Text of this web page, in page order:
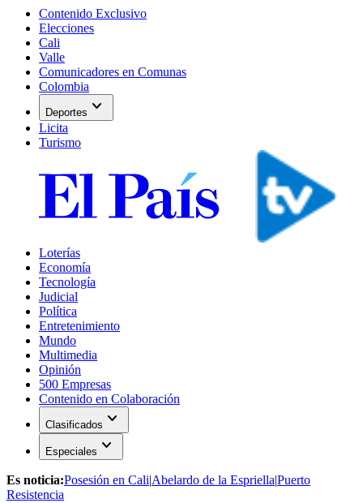
Contenido Exclusivo
Elecciones
Cali
Valle
Comunicadores en Comunas
Colombia
Deportes expand_more
Licita
Turismo
Loterías
Economía
Tecnología
Judicial
Política
Entretenimiento
Mundo
Multimedia
Opinión
500 Empresas
Contenido en Colaboración
Clasificados expand_more
Especiales expand_more
Es noticia:Posesión en Cali|Abelardo de la Espriella|Puerto
Resistencia